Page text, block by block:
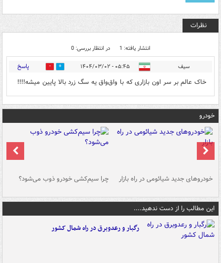
نظرات
انتشار یافته: 1 در انتظار بررسی: 0
سیف ۰۵:۴۵ - ۱۴۰۴/۰۳/۰۲ 0 پاسخ
خاک عالم بر سر اون بازاری که با واق‌واق یه سگ زرد بالا پایین میشه!!!!
خودرو
خودروهای جدید شیائومی در راه بازار چرا سیم‌کشی خودرو ذوب می‌شود؟
این مطالب را از دست ندهید....
رگبار و رعدوبرق در راه شمال کشور